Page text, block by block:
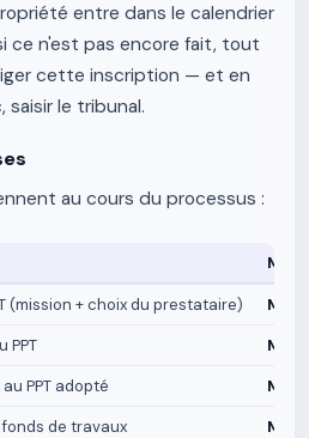
entre dans le calendrier
ce n'est pas encore fait, tout
cette inscription — et en
le tribunal.
au cours du processus :
(mission + choix du prestataire)
PPT
PPT adopté
de travaux